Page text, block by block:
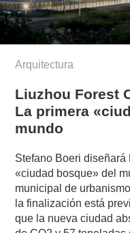
Arquitectura
Liuzhou Forest
La primera
mundo
Stefano Boeri diseñará
«ciudad bosque» del
municipal de
la finalización está
que la nueva ciudad